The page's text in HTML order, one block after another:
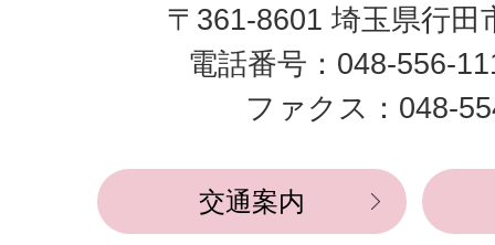
市
役
所
〒361-8601 埼玉県行田
電話番号：048-556-
ファクス：048-
交通案内